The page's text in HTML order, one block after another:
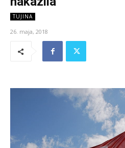
TUJINA
26. maja, 2018